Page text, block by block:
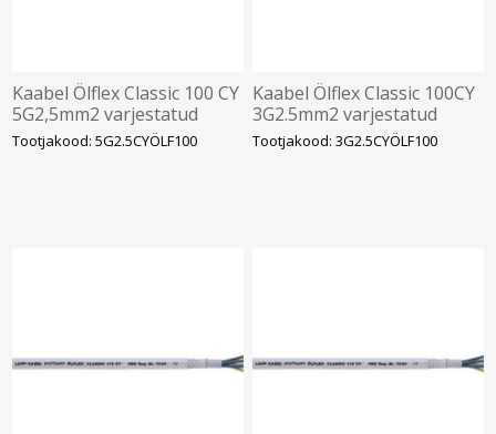
Kaabel Ölflex Classic 100 CY
5G2,5mm2 varjestatud
450/750V kiuline
vär.sooned
Tootjakood: 5G2.5CYÖLF100
Kaabel Ölflex Classic 100CY
3G2.5mm2 varjestatud
450/750V kiuline
vär.sooned
Tootjakood: 3G2.5CYÖLF100